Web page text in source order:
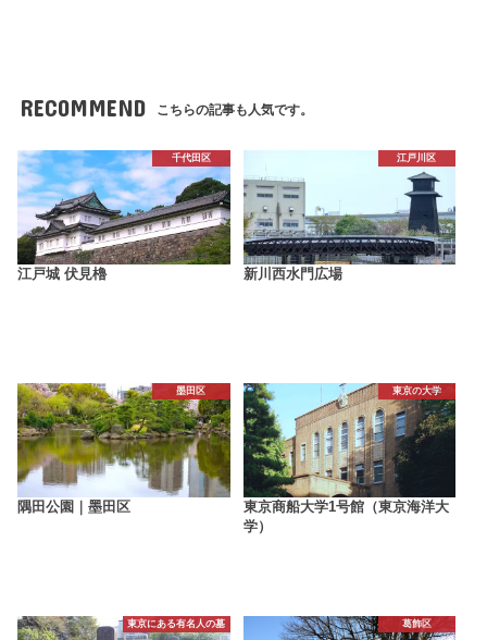
RECOMMEND こちらの記事も人気です。
千代田区
江戸城 伏見櫓
江戸川区
新川西水門広場
墨田区
隅田公園｜墨田区
東京の大学
東京商船大学1号館（東京海洋大
学）
東京にある有名人の墓 葛飾区